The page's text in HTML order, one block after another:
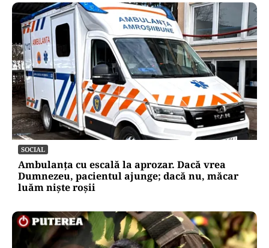
SOCIAL
Ambulanța cu escală la aprozar. Dacă vrea
Dumnezeu, pacientul ajunge; dacă nu, măcar
luăm niște roșii